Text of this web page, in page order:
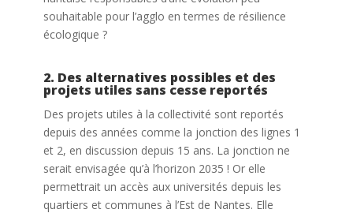
souhaitable pour l’agglo en termes de résilience
écologique ?
2. Des alternatives possibles et des
projets utiles sans cesse reportés
Des projets utiles à la collectivité sont reportés
depuis des années comme la jonction des lignes 1
et 2, en discussion depuis 15 ans. La jonction ne
serait envisagée qu’à l’horizon 2035 ! Or elle
permettrait un accès aux universités depuis les
quartiers et communes à l’Est de Nantes. Elle